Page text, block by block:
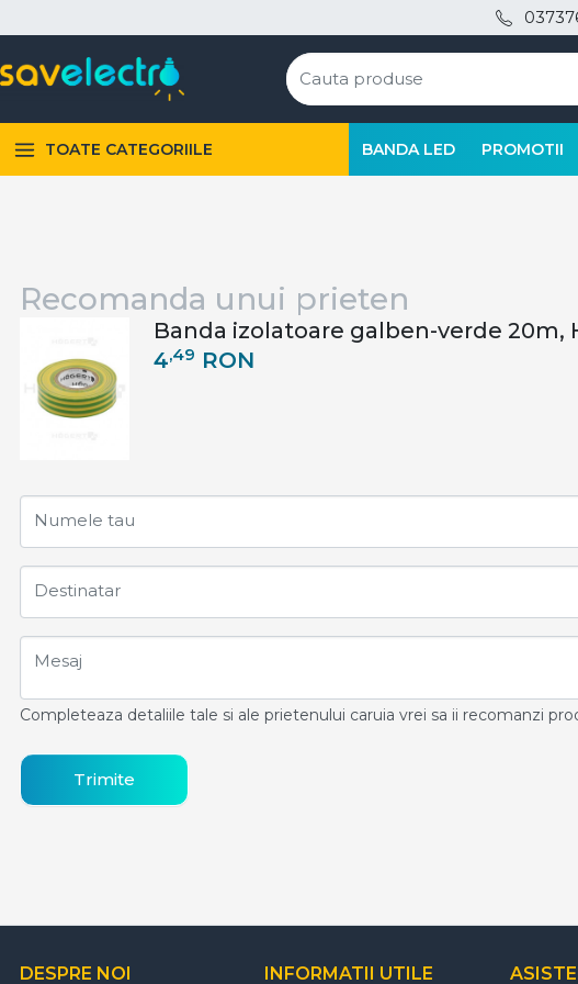
TOATE CATEGORIILE BANDA LED PROMOTII
Recomanda unui prieten
Banda izolatoare galben-verde 20m,
4,49 RON
Numele tau
Destinatar
Mesaj
Completeaza detaliile tale si ale prietenului caruia vrei sa ii recomanzi
Trimite
DESPRE NOI INFORMATII UTILE